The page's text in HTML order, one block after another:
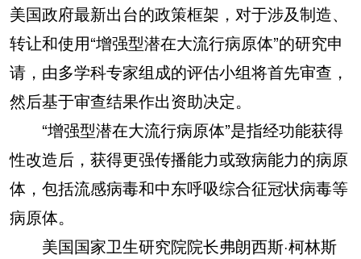
美国政府最新出台的政策框架，对于涉及制造、
转让和使用“增强型潜在大流行病原体”的研究申
请，由多学科专家组成的评估小组将首先审查，
然后基于审查结果作出资助决定。
“增强型潜在大流行病原体”是指经功能获得
性改造后，获得更强传播能力或致病能力的病原
体，包括流感病毒和中东呼吸综合征冠状病毒等
病原体。
美国国家卫生研究院院长弗朗西斯·柯林斯